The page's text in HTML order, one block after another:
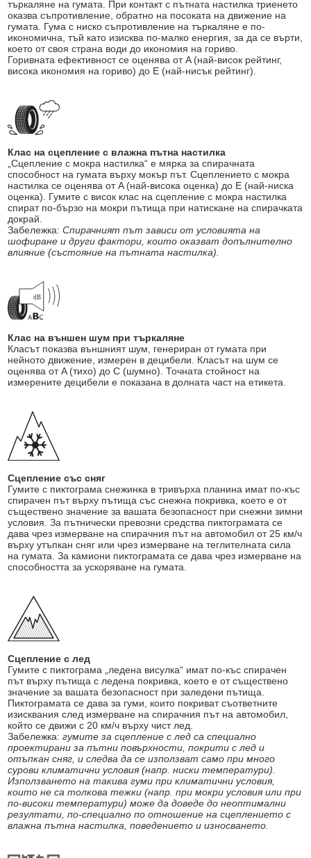
търкаляне на гумата. При контакт с пътната настилка триенето
оказва съпротивление, обратно на посоката на движение на
гумата. Гума с ниско съпротивление на търкаляне е по-
икономична, тъй като изисква по-малко енергия, за да се върти,
което от своя страна води до икономия на гориво.
Горивната ефективност се оценява от A (най-висок рейтинг,
висока икономия на гориво) до E (най-нисък рейтинг).
Клас на сцепление с влажна пътна настилка
„Сцепление с мокра настилка“ е мярка за спирачната
способност на гумата върху мокър път. Сцеплението с мокра
настилка се оценява от A (най-висока оценка) до E (най-ниска
оценка). Гумите с висок клас на сцепление с мокра настилка
спират по-бързо на мокри пътища при натискане на спирачката
докрай.
Забележка:Спирачният път зависи от условията на
шофиране и други фактори, които оказват допълнително
влияние (състояние на пътната настилка).
Клас на външен шум при търкаляне
Класът показва външният шум, генериран от гумата при
нейното движение, измерен в децибели. Класът на шум се
оценява от A (тихо) до C (шумно). Точната стойност на
измерените децибели е показана в долната част на етикета.
Сцепление със сняг
Гумите с пиктограма снежинка в тривърха планина имат по-къс
спирачен път върху пътища със снежна покривка, което е от
съществено значение за вашата безопасност при снежни зимни
условия. За пътнически превозни средства пиктограмата се
дава чрез измерване на спирачния път на автомобил от 25 км/ч
върху утъпкан сняг или чрез измерване на теглителната сила
на гумата. За камиони пиктограмата се дава чрез измерване на
способността за ускоряване на гумата.
Сцепление с лед
Гумите с пиктограма „ледена висулка“ имат по-къс спирачен
път върху пътища с ледена покривка, което е от съществено
значение за вашата безопасност при заледени пътища.
Пиктограмата се дава за гуми, които покриват съответните
изисквания след измерване на спирачния път на автомобил,
който се движи с 20 км/ч върху чист лед.
Забележка:гумите за сцепление с лед са специално
проектирани за пътни повърхности, покрити с лед и
отъпкан сняг, и следва да се използват само при много
сурови климатични условия (напр. ниски температури).
Използването на такива гуми при климатични условия,
които не са толкова тежки (напр. при мокри условия или при
по-високи температури) може да доведе до неоптимални
резултати, по-специално по отношение на сцеплението с
влажна пътна настилка, поведението и износването.